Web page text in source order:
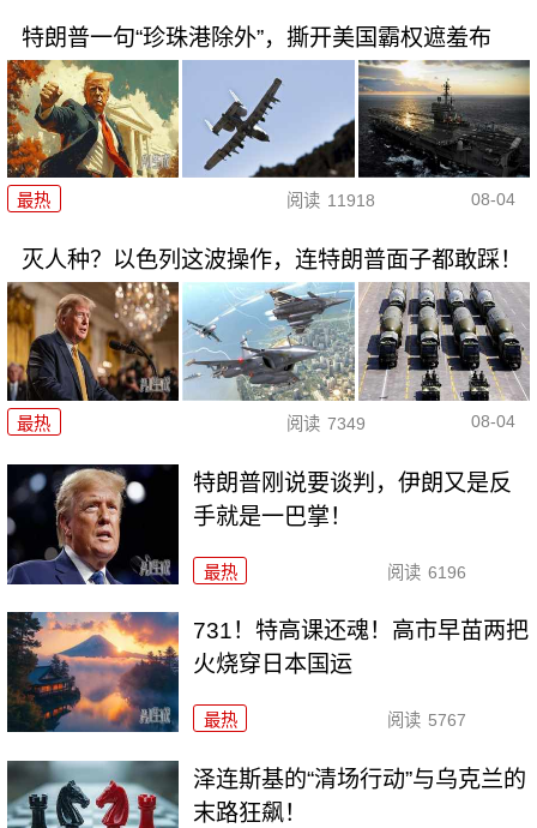
特朗普一句“珍珠港除外”，撕开美国霸权遮羞布
最热 阅读 11918 08-04
灭人种？以色列这波操作，连特朗普面子都敢踩！
最热 阅读 7349 08-04
特朗普刚说要谈判，伊朗又是反
手就是一巴掌！
最热 阅读 6196
731！特高课还魂！高市早苗两把
火烧穿日本国运
最热 阅读 5767
泽连斯基的“清场行动”与乌克兰的
末路狂飙！